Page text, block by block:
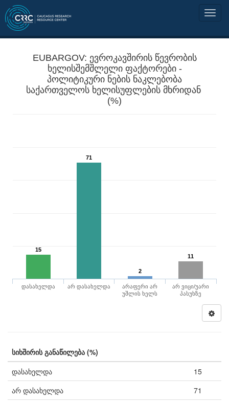
EUBARGOV: ევროკავშირის წევრობის
ხელისშემშლელი ფაქტორები -
პოლიტიკური ნების ნაკლებობა
საქართველოს ხელისუფლების მხრიდან
(%)
15
71
2
11
დასახელდა არ დასახელდა
არაფერი არ
უშლის ხელს
არ ვიცი/უარი
პასუხზე
სიხშირის განაწილება (%)
დასახელდა
15
არ დასახელდა
71